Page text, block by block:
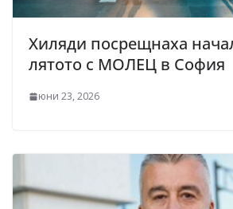
Хиляди посрещнаха
лятото с МОЛЕЦ в София
юни 23, 2026